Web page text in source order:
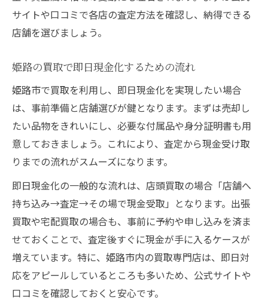
姫路の買取専門店で骨董品を高く売るコツ
口コミで広がる骨董品買取の実体験を紹介
ブランドや貴金属の価値を正しく見極める方法
買取で重要なブランドの正しい見極め方
貴金属の価値が決まる査定ポイント解説
姫路で人気のブランド買取の特徴とは
口コミから学ぶブランド買取成功体験談
納得できる買取を実現する交渉術とは
買取交渉を有利に進めるための基本戦略
複数店舗の見積もりで得する方法を伝授
口コミを活用した買取交渉の成功例
信頼できる買取専門店と交渉するコツ
納得価格を引き出すための会話術を解説
サイトや口コミで各店の査定方法を確認し、納得できる
店舗を選びましょう。
姫路の買取で即日現金化するための流れ
姫路市で買取を利用し、即日現金化を実現したい場合
は、事前準備と店舗選びが鍵となります。まずは売却し
たい品物をきれいにし、必要な付属品や身分証明書も用
意しておきましょう。これにより、査定から現金受け取
りまでの流れがスムーズになります。
即日現金化の一般的な流れは、店頭買取の場合「店舗へ
持ち込み→査定→その場で現金受取」となります。出張
買取や宅配買取の場合も、事前に予約や申し込みを済ま
せておくことで、査定後すぐに現金が手に入るケースが
増えています。特に、姫路市内の買取専門店は、即日対
応をアピールしているところも多いため、公式サイトや
口コミを確認しておくと安心です。